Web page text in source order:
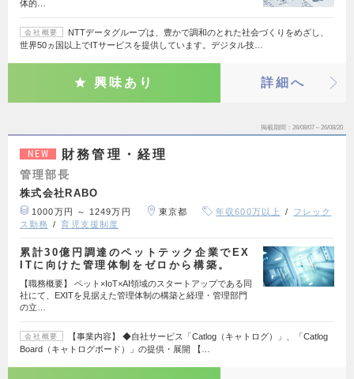
体的…
会社概要
NTTデータグループは、豊かで調和のとれた社会づくりをめざし、
世界50ヵ国以上でITサービスを提供しています。デジタル技…
興味あり 詳細へ
掲載期間 26/08/07～26/08/20
NEW 財務管理・経理
管理部長
株式会社RABO
1000万円 ～ 1249万円 東京都 年収600万以上
フレック
ス勤務
育児支援制度
累計30億円調達のペットテック企業でEX
ITに向けた管理体制をゼロから構築。
【職務概要】 ペット×IoT×AI領域のスタートアップである同
社にて、EXITを見据えた管理体制の構築と経理・管理部門
の立…
会社概要
【事業内容】 ◆自社サービス「Catlog（キャトログ）」、「Catlog
Board（キャトログボード）」の提供・展開 【…